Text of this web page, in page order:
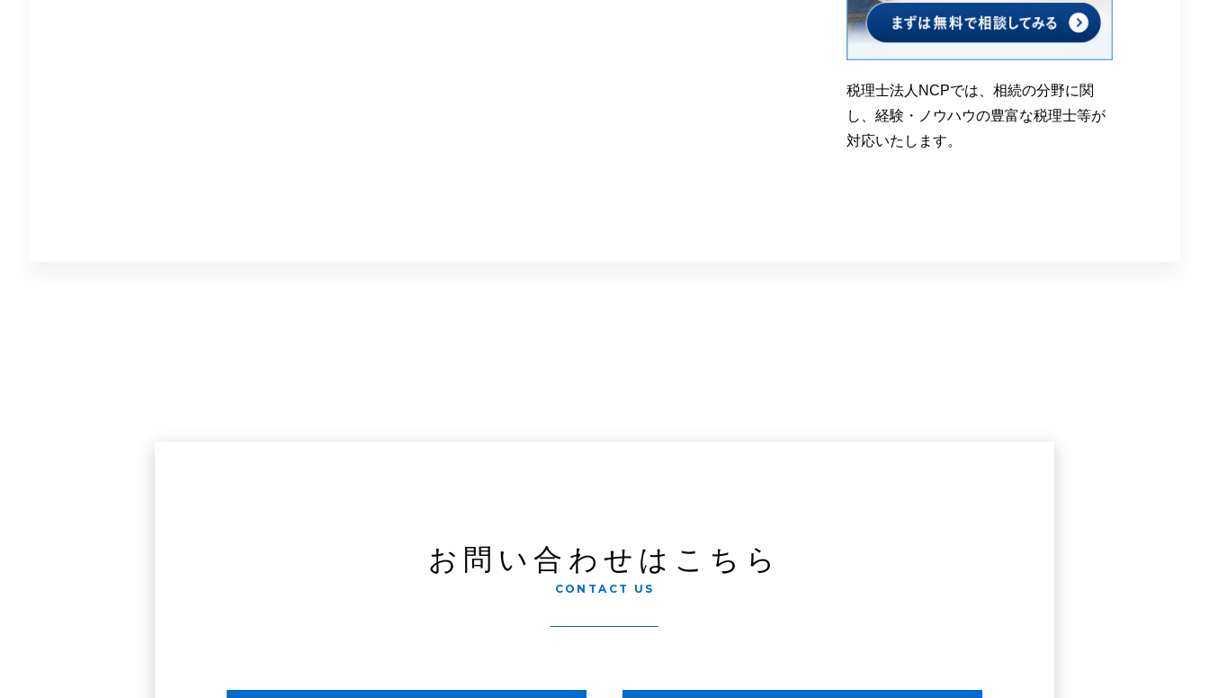
税理士法人NCPでは、相続の分野に関
し、経験・ノウハウの豊富な税理士等が
対応いたします。
お問い合わせはこちら
CONTACT US